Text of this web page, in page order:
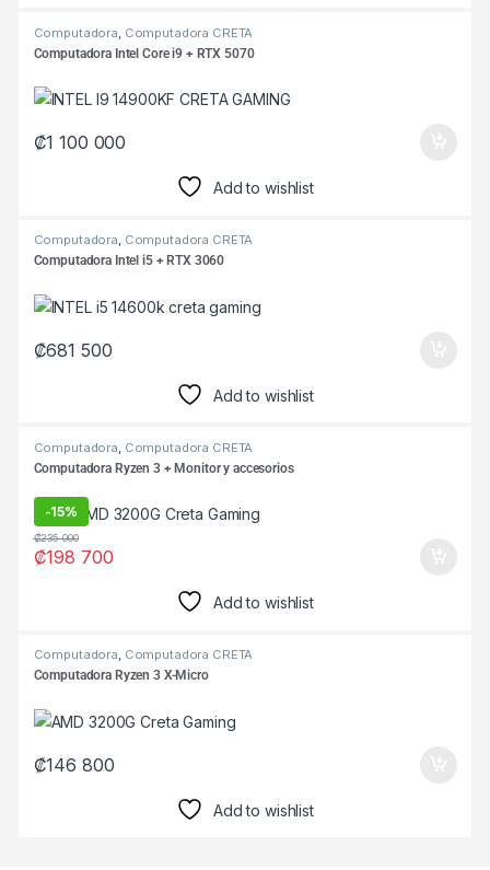
Computadora, Computadora CRETA
Computadora Intel Core i9 + RTX 5070
₡1 100 000
Add to wishlist
Computadora, Computadora CRETA
Computadora Intel i5 + RTX 3060
₡681 500
Add to wishlist
Computadora Computadora CRETA
Computadora Ryzen 3 + Monitor y accesorios
-15%
₡198 700
₡235 000
Add to wishlist
Computadora, Computadora CRETA
Computadora Ryzen 3 X-Micro
₡146 800
Add to wishlist